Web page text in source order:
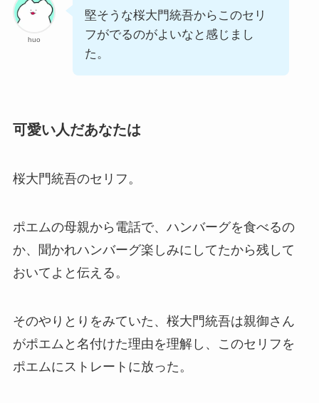
huo
堅そうな桜大門統吾からこのセリ
フがでるのがよいなと感じまし
た。
可愛い人だあなたは
桜大門統吾のセリフ。
ポエムの母親から電話で、ハンバーグを食べるの
か、聞かれハンバーグ楽しみにしてたから残して
おいてよと伝える。
そのやりとりをみていた、桜大門統吾は親御さん
がポエムと名付けた理由を理解し、このセリフを
ポエムにストレートに放った。